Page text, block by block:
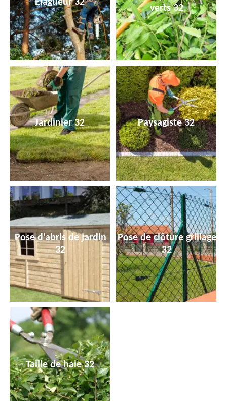
Elagueur 32
verts 32
Jardinier 32 Paysagiste 32
Pose d'abris de jardin
32
Pose de clôture grillage
32
Taille de haie 32